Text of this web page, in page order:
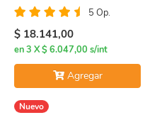
5 Op.
$ 18.141,00
en 3 X $ 6.047,00 s/int
Agregar
Nuevo